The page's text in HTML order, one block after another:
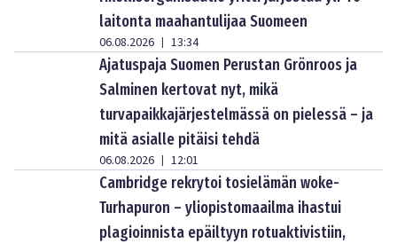
laitonta maahantulijaa Suomeen
06.08.2026 | 13:34
Ajatuspaja Suomen Perustan Grönroos ja
Salminen kertovat nyt, mikä
turvapaikkajärjestelmässä on pielessä – ja
mitä asialle pitäisi tehdä
06.08.2026 | 12:01
Cambridge rekrytoi tosielämän woke-
Turhapuron – yliopistomaailma ihastui
plagioinnista epäiltyyn rotuaktivistiin,